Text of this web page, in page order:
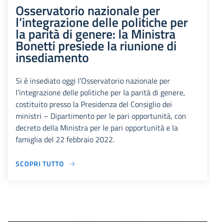
Osservatorio nazionale per
l’integrazione delle politiche per
la parità di genere: la Ministra
Bonetti presiede la riunione di
insediamento
Si è insediato oggi l’Osservatorio nazionale per
l’integrazione delle politiche per la parità di genere,
costituito presso la Presidenza del Consiglio dei
ministri – Dipartimento per le pari opportunità, con
decreto della Ministra per le pari opportunità e la
famiglia del 22 febbraio 2022.
SCOPRI TUTTO